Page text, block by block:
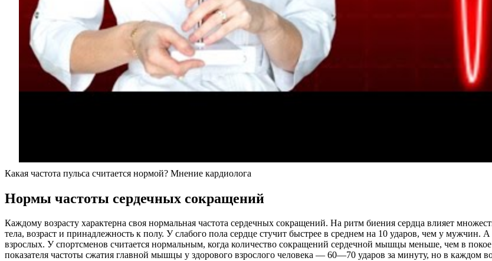
Какая частота пульса считается нормой? Мнение кардиолога
Нормы частоты сердечных сокращений
Каждому возрасту характерна своя нормальная частота сердечных сокращений. На ритм биения сердца влияет
тела, возраст и принадлежность к полу. У слабого пола сердце стучит быстрее в среднем на 10 ударов, чем у
взрослых. У спортсменов считается нормальным, когда количество сокращений сердечной мышцы меньше, чем в
показателя частоты сжатия главной мышцы у здорового взрослого человека — 60—70 ударов за минуту, но в каждом